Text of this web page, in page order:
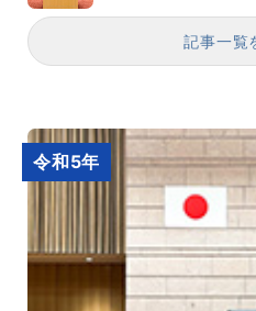
記事一覧
令和5年